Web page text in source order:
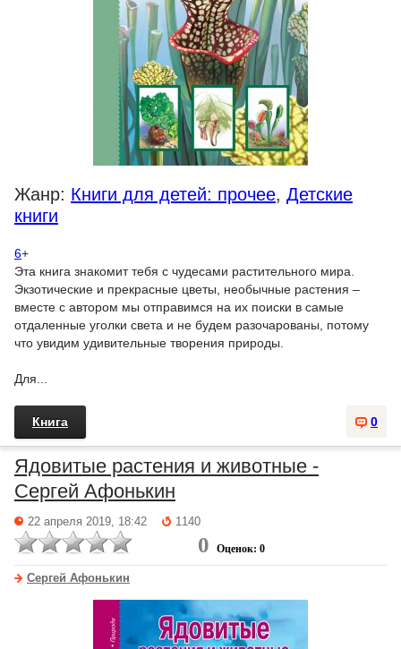
Жанр: Книги для детей: прочее, Детские
книги
6+
Эта книга знакомит тебя с чудесами растительного мира.
Экзотические и прекрасные цветы, необычные растения –
вместе с автором мы отправимся на их поиски в самые
отдаленные уголки света и не будем разочарованы, потому
что увидим удивительные творения природы.
Для...
0
Книга
Ядовитые растения и животные -
Сергей Афонькин
22 апреля 2019, 18:42 1140
0 Оценок: 0
Сергей Афонькин